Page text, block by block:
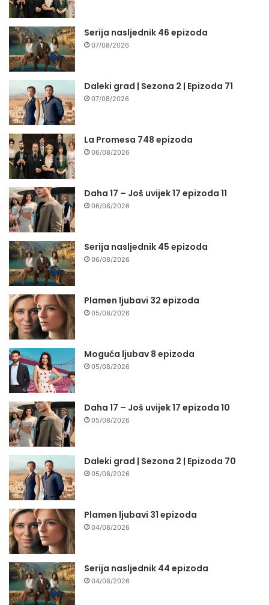
Serija nasljednik 46 epizoda
07/08/2026
Daleki grad | Sezona 2 | Epizoda 71
07/08/2026
La Promesa 748 epizoda
06/08/2026
Daha 17 – Još uvijek 17 epizoda 11
06/08/2026
Serija nasljednik 45 epizoda
06/08/2026
Plamen ljubavi 32 epizoda
05/08/2026
Moguća ljubav 8 epizoda
05/08/2026
Daha 17 – Još uvijek 17 epizoda 10
05/08/2026
Daleki grad | Sezona 2 | Epizoda 70
05/08/2026
Plamen ljubavi 31 epizoda
04/08/2026
Serija nasljednik 44 epizoda
04/08/2026